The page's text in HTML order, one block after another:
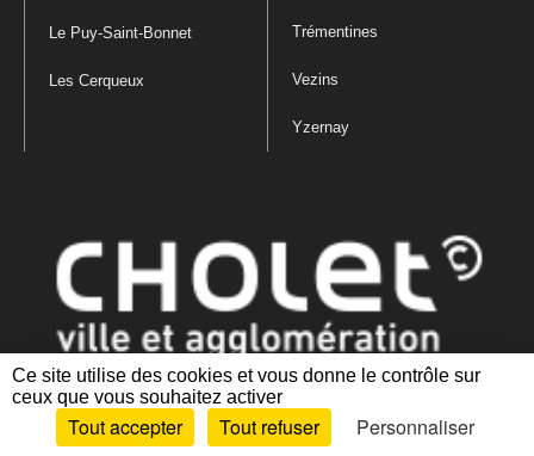
Ce site utilise des cookies et vous donne le contrôle sur
ceux que vous souhaitez activer
Tout accepter Tout refuser
Personnaliser
Le Puy-Saint-Bonnet
Les Cerqueux
Trémentines
Vezins
Yzernay
Mentions légales|Politique de confidentialité
des cookies |Plan du site Accessibilité : partiellement conforme